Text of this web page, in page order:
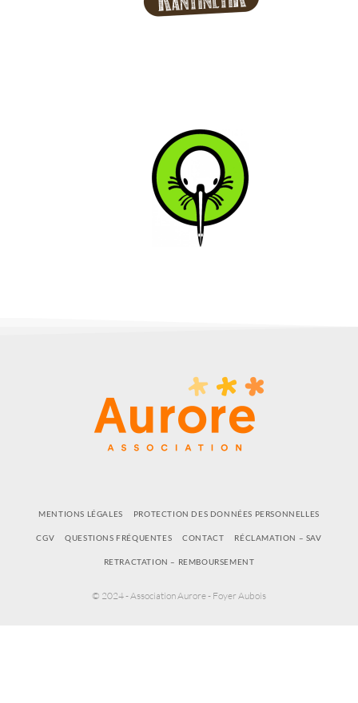
MENTIONS LÉGALES PROTECTION DES DONNÉES PERSONNELLES
CGV QUESTIONS FRÉQUENTES CONTACT RÉCLAMATION – SAV
RETRACTATION – REMBOURSEMENT
© 2024 - Association Aurore - Foyer Aubois